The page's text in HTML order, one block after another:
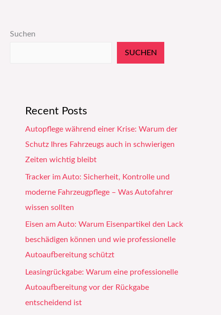
Suchen
SUCHEN
Recent Posts
Autopflege während einer Krise: Warum der
Schutz Ihres Fahrzeugs auch in schwierigen
Zeiten wichtig bleibt
Tracker im Auto: Sicherheit, Kontrolle und
moderne Fahrzeugpflege – Was Autofahrer
wissen sollten
Eisen am Auto: Warum Eisenpartikel den Lack
beschädigen können und wie professionelle
Autoaufbereitung schützt
Leasingrückgabe: Warum eine professionelle
Autoaufbereitung vor der Rückgabe
entscheidend ist